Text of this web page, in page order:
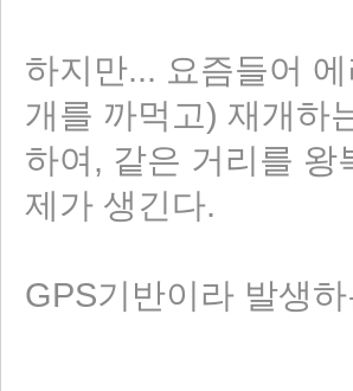
하지만... 요즘들어
개를 까먹고) 재개하
하여, 같은 거리를
제가 생긴다.
GPS기반이라 발생